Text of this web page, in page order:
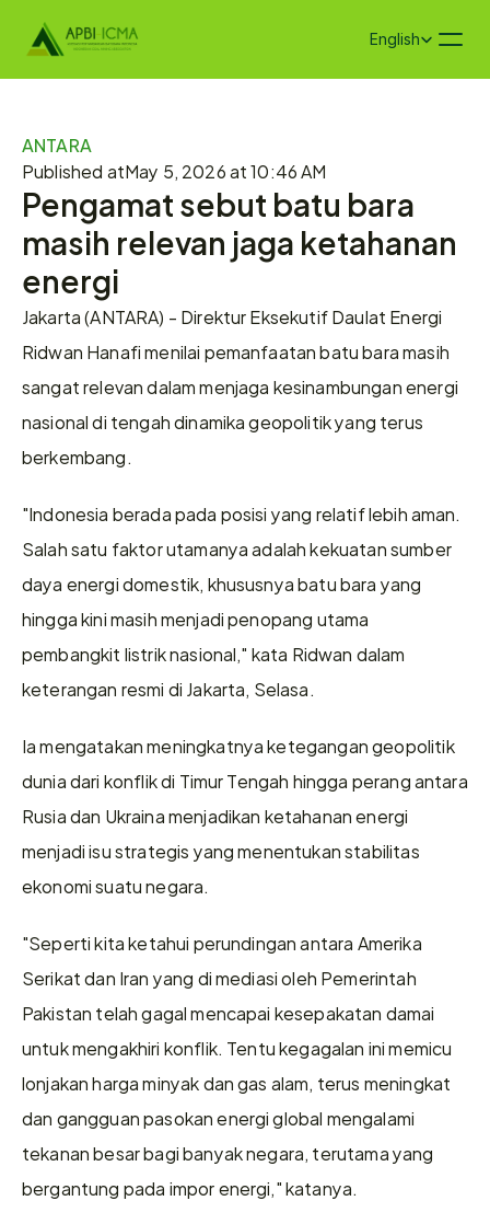
Select Language
English
ANTARA
Published atMay 5, 2026 at 10:46 AM
Pengamat sebut batu bara
masih relevan jaga ketahanan
energi
Jakarta (ANTARA) - Direktur Eksekutif Daulat Energi
Ridwan Hanafi menilai pemanfaatan batu bara masih
sangat relevan dalam menjaga kesinambungan energi
nasional di tengah dinamika geopolitik yang terus
berkembang.
"Indonesia berada pada posisi yang relatif lebih aman.
Salah satu faktor utamanya adalah kekuatan sumber
daya energi domestik, khususnya batu bara yang
hingga kini masih menjadi penopang utama
pembangkit listrik nasional," kata Ridwan dalam
keterangan resmi di Jakarta, Selasa.
Ia mengatakan meningkatnya ketegangan geopolitik
dunia dari konflik di Timur Tengah hingga perang antara
Rusia dan Ukraina menjadikan ketahanan energi
menjadi isu strategis yang menentukan stabilitas
ekonomi suatu negara.
"Seperti kita ketahui perundingan antara Amerika
Serikat dan Iran yang di mediasi oleh Pemerintah
Pakistan telah gagal mencapai kesepakatan damai
untuk mengakhiri konflik. Tentu kegagalan ini memicu
lonjakan harga minyak dan gas alam, terus meningkat
dan gangguan pasokan energi global mengalami
tekanan besar bagi banyak negara, terutama yang
bergantung pada impor energi," katanya.